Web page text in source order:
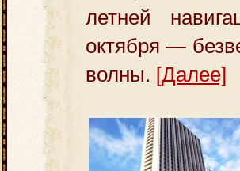
летней
октября —
волны. [Далее]